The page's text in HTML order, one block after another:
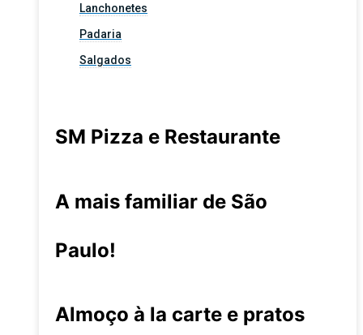
Lanchonetes
Padaria
Salgados
SM Pizza e Restaurante
A mais familiar de São
Paulo!
Almoço à la carte e pratos